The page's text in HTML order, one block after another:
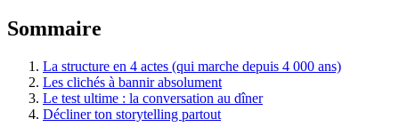
Sommaire
La structure en 4 actes (qui marche depuis 4 000 ans)
Les clichés à bannir absolument
Le test ultime : la conversation au dîner
Décliner ton storytelling partout